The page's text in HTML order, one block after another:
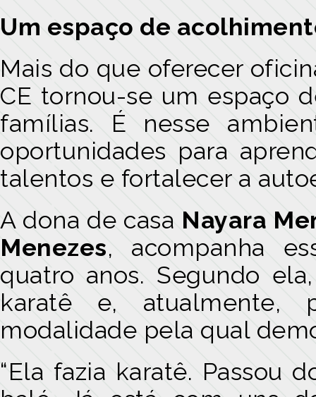
Um espaço de
Mais do que oferecer
CE tornou-se um espaço
famílias. É nesse
oportunidades para
talentos e fortalecer a
A dona de casa Nayara
Menezes, acompanha
quatro anos. Segundo
karatê e, atualmente,
modalidade pela qual
“Ela fazia karatê. Passou